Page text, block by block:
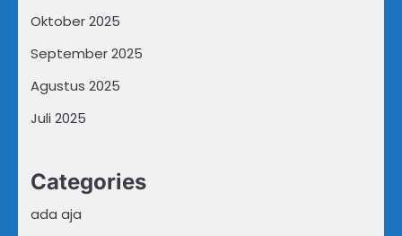
Oktober 2025
September 2025
Agustus 2025
Juli 2025
Categories
ada aja